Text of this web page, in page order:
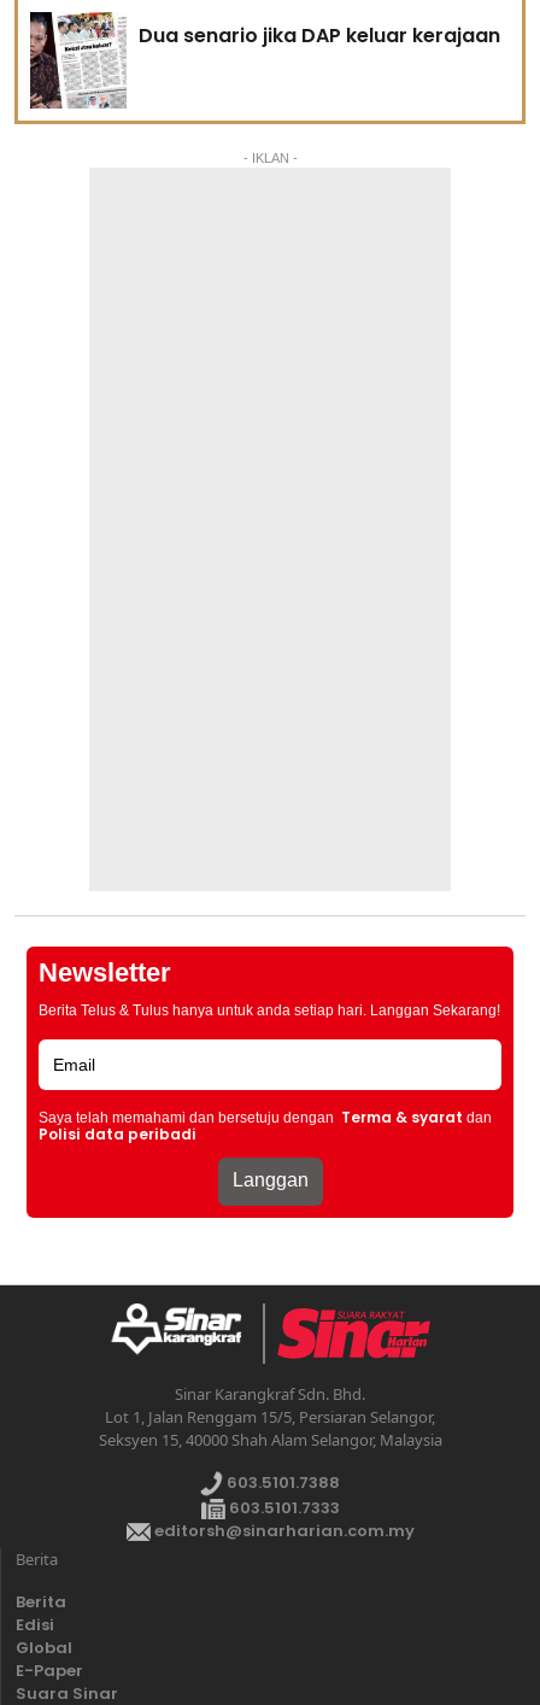
Dua senario jika DAP keluar kerajaan
- IKLAN -
Newsletter
Berita Telus & Tulus hanya untuk anda setiap hari. Langgan Sekarang!
Saya telah memahami dan bersetuju dengan Terma & syarat dan
Polisi data peribadi
Sinar Karangkraf Sdn. Bhd.
Lot 1, Jalan Renggam 15/5, Persiaran Selangor,
Seksyen 15, 40000 Shah Alam Selangor, Malaysia
603.5101.7388
603.5101.7333
editorsh@sinarharian.com.my
Berita
Berita
Edisi
Global
E-Paper
Suara Sinar